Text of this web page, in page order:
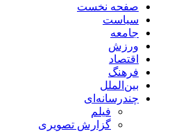
صفحه نخست
سیاست
جامعه
ورزش
اقتصاد
فرهنگ
بین‌الملل
چندرسانه‌ای
فیلم
گزارش تصویری